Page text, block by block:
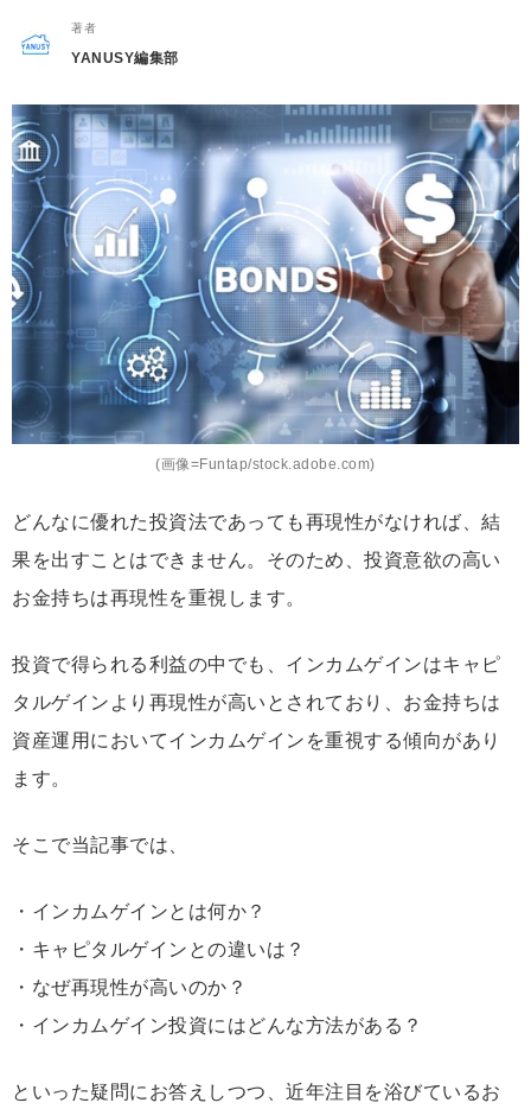
著者
YANUSY編集部
(画像=Funtap/stock.adobe.com)
どんなに優れた投資法であっても再現性がなければ、結
果を出すことはできません。そのため、投資意欲の高い
お金持ちは再現性を重視します。
投資で得られる利益の中でも、インカムゲインはキャピ
タルゲインより再現性が高いとされており、お金持ちは
資産運用においてインカムゲインを重視する傾向があり
ます。
そこで当記事では、
・インカムゲインとは何か？
・キャピタルゲインとの違いは？
・なぜ再現性が高いのか？
・インカムゲイン投資にはどんな方法がある？
といった疑問にお答えしつつ、近年注目を浴びているお